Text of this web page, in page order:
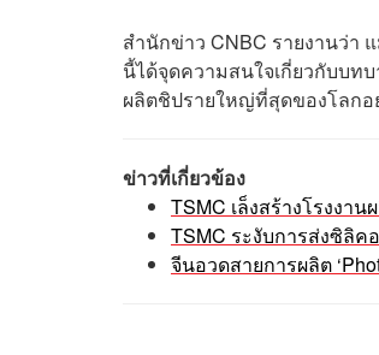
สำนักข่าว CNBC รายงานว่า
นี้ได้จุดความสนใจเกี่ยวกับบท
ผลิตชิปรายใหญ่ที่สุดของโลกอย่
ข่าวที่เกี่ยวข้อง
TSMC เล็งสร้างโรงง
TSMC ระงับการส่งซิลิ
จีนอวดสายการผลิต